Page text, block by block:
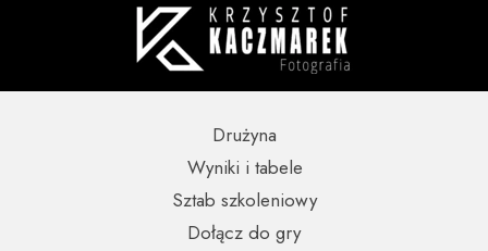
Wyniki i tabele
Sztab szkoleniowy
Dołącz do gry
Drużyna